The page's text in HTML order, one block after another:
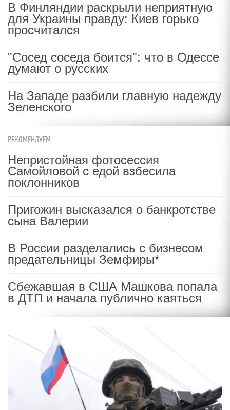
В Финляндии раскрыли неприятную
для Украины правду: Киев горько
просчитался
"Сосед соседа боится": что в Одессе
думают о русских
На Западе разбили главную надежду
Зеленского
РЕКОМЕНДУЕМ
Непристойная фотосессия
Самойловой с едой взбесила
поклонников
Пригожин высказался о банкротстве
сына Валерии
В России разделались с бизнесом
предательницы Земфиры*
Сбежавшая в США Машкова попала
в ДТП и начала публично каяться